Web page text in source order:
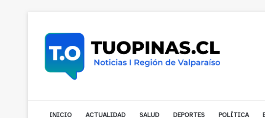
INICIO ACTUALIDAD SALUD DEPORTES POLÍTICA